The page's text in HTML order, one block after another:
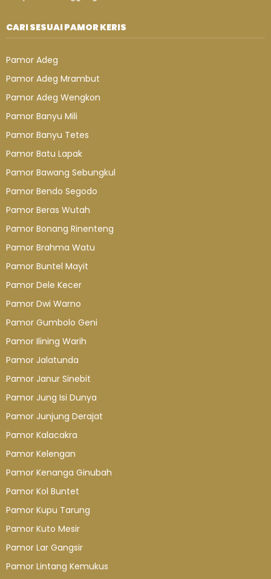
CARI SESUAI PAMOR KERIS
Pamor Adeg
Pamor Adeg Mrambut
Pamor Adeg Wengkon
Pamor Banyu Mili
Pamor Banyu Tetes
Pamor Batu Lapak
Pamor Bawang Sebungkul
Pamor Bendo Segodo
Pamor Beras Wutah
Pamor Bonang Rinenteng
Pamor Brahma Watu
Pamor Buntel Mayit
Pamor Dele Kecer
Pamor Dwi Warno
Pamor Gumbolo Geni
Pamor Ilining Warih
Pamor Jalatunda
Pamor Janur Sinebit
Pamor Jung Isi Dunya
Pamor Junjung Derajat
Pamor Kalacakra
Pamor Kelengan
Pamor Kenanga Ginubah
Pamor Kol Buntet
Pamor Kupu Tarung
Pamor Kuto Mesir
Pamor Lar Gangsir
Pamor Lintang Kemukus